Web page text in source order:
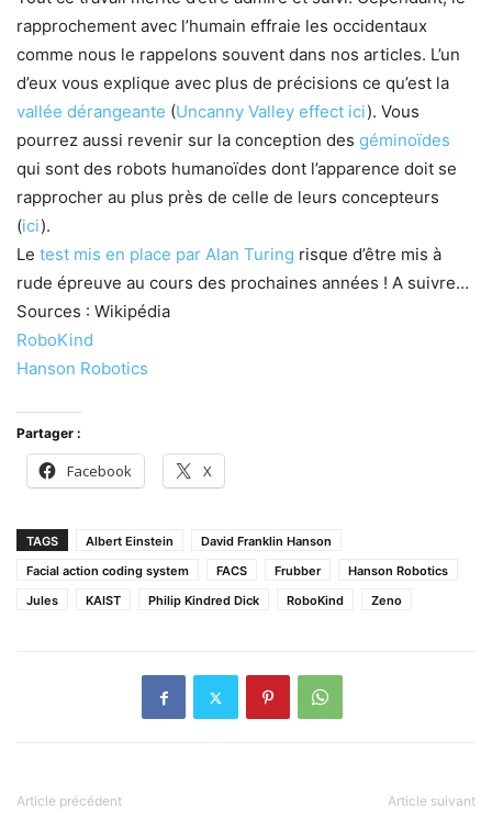
rapprochement avec l’humain effraie les occidentaux
comme nous le rappelons souvent dans nos articles. L’un
d’eux vous explique avec plus de précisions ce qu’est la
vallée dérangeante (Uncanny Valley effect ici). Vous
pourrez aussi revenir sur la conception des géminoïdes
qui sont des robots humanoïdes dont l’apparence doit se
rapprocher au plus près de celle de leurs concepteurs
(ici).
Le test mis en place par Alan Turing risque d’être mis à
rude épreuve au cours des prochaines années ! A suivre…
Sources : Wikipédia
RoboKind
Hanson Robotics
Partager :
Facebook X
TAGS Albert Einstein
David Franklin Hanson
Facial action coding system
FACS Frubber
Hanson Robotics
Jules
KAIST Philip Kindred Dick RoboKind Zeno
Article précédent Article suivant